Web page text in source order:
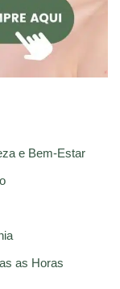
e Bem-Estar
as Horas